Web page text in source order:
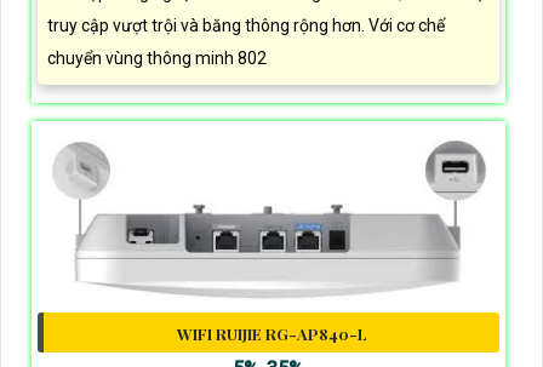
truy cập vượt trội và băng thông rộng hơn. Với cơ chế
chuyển vùng thông minh 802
WIFI RUIJIE RG-AP840-L